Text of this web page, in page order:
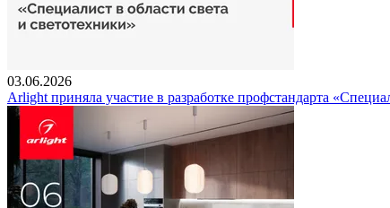
03.06.2026
Arlight приняла участие в разработке профстандарта